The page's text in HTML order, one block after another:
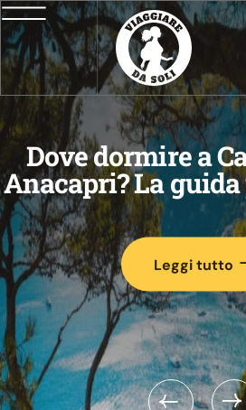
o Dove
agosto